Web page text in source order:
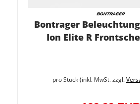
Bontrager
Ion Elite R
pro Stück (inkl. MwSt. zzgl.